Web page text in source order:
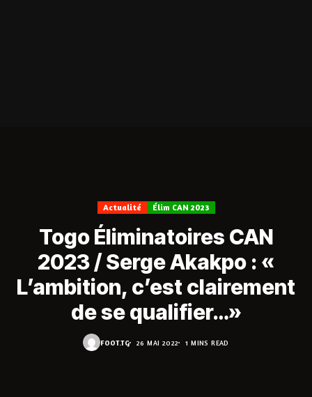
Actualité Élim CAN 2023
Togo Éliminatoires CAN
2023 / Serge Akakpo : «
L’ambition, c’est clairement
de se qualifier…»
FOOT.TG 26 MAI 2022 1 MINS READ